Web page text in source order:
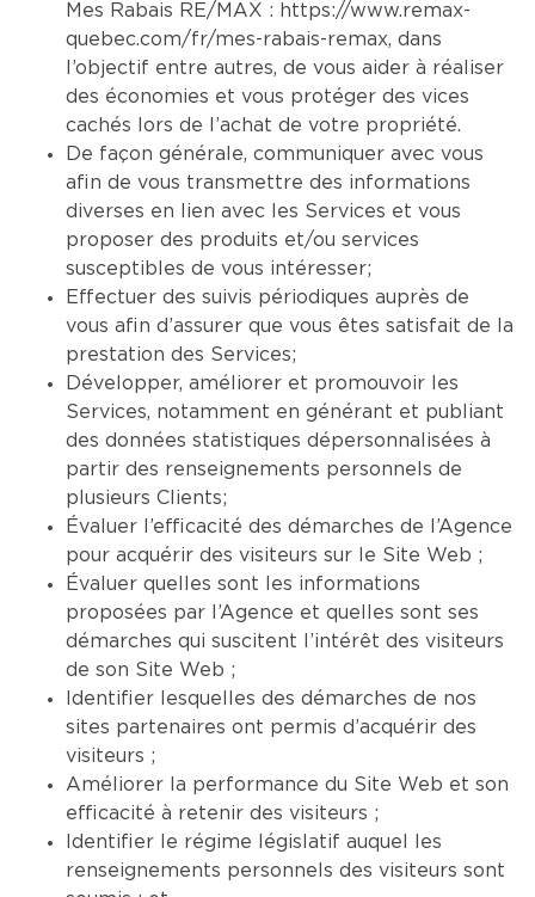
Mes Rabais RE/MAX : https://www.remax-
quebec.com/fr/mes-rabais-remax, dans
l’objectif entre autres, de vous aider à réaliser
des économies et vous protéger des vices
cachés lors de l’achat de votre propriété.
De façon générale, communiquer avec vous
afin de vous transmettre des informations
diverses en lien avec les Services et vous
proposer des produits et/ou services
susceptibles de vous intéresser;
Effectuer des suivis périodiques auprès de
vous afin d’assurer que vous êtes satisfait de la
prestation des Services;
Développer, améliorer et promouvoir les
Services, notamment en générant et publiant
des données statistiques dépersonnalisées à
partir des renseignements personnels de
plusieurs Clients;
Évaluer l’efficacité des démarches de l’Agence
pour acquérir des visiteurs sur le Site Web ;
Évaluer quelles sont les informations
proposées par l’Agence et quelles sont ses
démarches qui suscitent l’intérêt des visiteurs
de son Site Web ;
Identifier lesquelles des démarches de nos
sites partenaires ont permis d’acquérir des
visiteurs ;
Améliorer la performance du Site Web et son
efficacité à retenir des visiteurs ;
Identifier le régime législatif auquel les
renseignements personnels des visiteurs sont